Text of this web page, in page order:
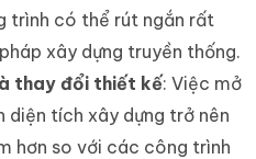
trình có thể rút ngắn rất
xây dựng truyền thống.
thay đổi thiết kế: Việc mở
diện tích xây dựng trở nên
hơn so với các công trình